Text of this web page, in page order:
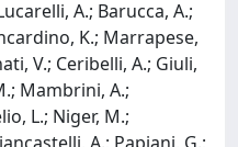
A.; Barucca, A.;
K.; Marrapese,
V.; Ceribelli, A.; Giuli,
Mambrini, A.;
L.; Niger, M.;